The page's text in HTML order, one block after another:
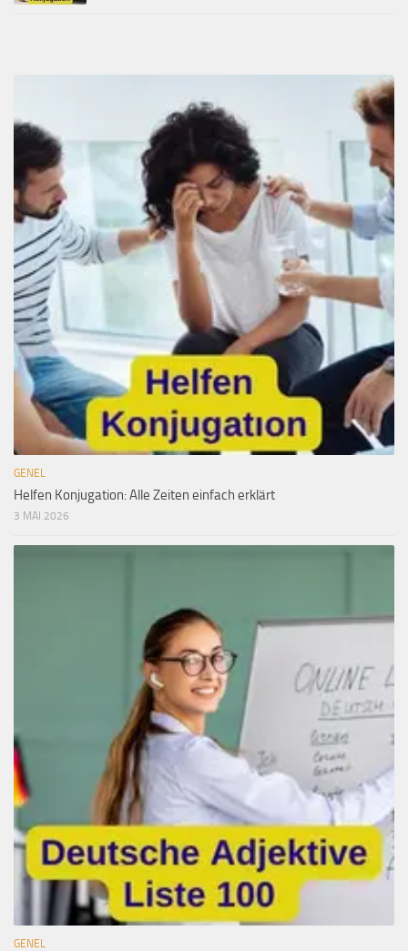
GENEL
Helfen Konjugation: Alle Zeiten einfach erklärt
3 MAI 2026
GENEL